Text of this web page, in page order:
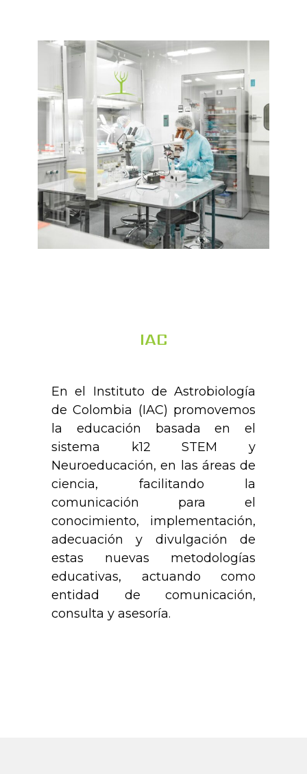
IAC
En el Instituto de Astrobiología
de Colombia (IAC) promovemos
la educación basada en el
sistema k12 STEM y
Neuroeducación, en las áreas de
ciencia, facilitando la
comunicación para el
conocimiento, implementación,
adecuación y divulgación de
estas nuevas metodologías
educativas, actuando como
entidad de comunicación,
consulta y asesoría.